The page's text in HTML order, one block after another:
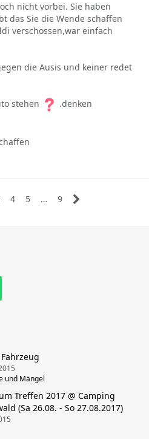
nicht vorbei. Sie haben
das Sie die Wende schaffen
verschossen,war einfach
die Ausis und keiner redet
stehen .denken
4 5 … 9
und Mängel
Treffen 2017 @ Camping
(Sa 26.08. - So 27.08.2017)